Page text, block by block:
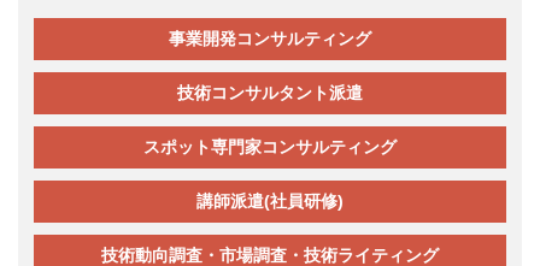
事業開発コンサルティング
技術コンサルタント派遣
スポット専門家コンサルティング
講師派遣(社員研修)
技術動向調査・市場調査・技術ライティング